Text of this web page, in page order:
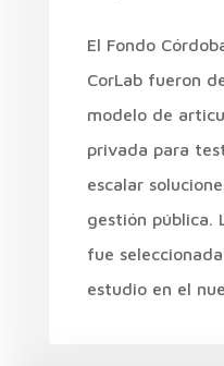
El Fondo
CorLab fueron
modelo de
privada para
escalar
gestión pública.
fue
estudio en el